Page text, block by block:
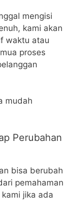
mengisi
kami akan
waktu atau
proses
mudah
Perubahan
bisa berubah
pemahaman
jika ada